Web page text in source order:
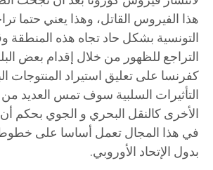
هذا الفيروس القاتل، وهذا يعني حتما
التونسية بشكل حاد تجاه هذه المنطقة
التراجع للظهور من خلال إقدام بعض
كفرنسا على تعليق استيراد المنتوجات
التأثيرات السلبية سوف تمس العديد
الأخرى كالنقل البحري و الجوي بحكم
في هذا المجال تعمل أساسا على
بدول الإتحاد الأوروبي.